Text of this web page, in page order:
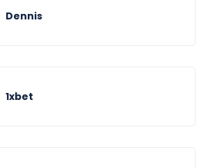
Dennis
1xbet